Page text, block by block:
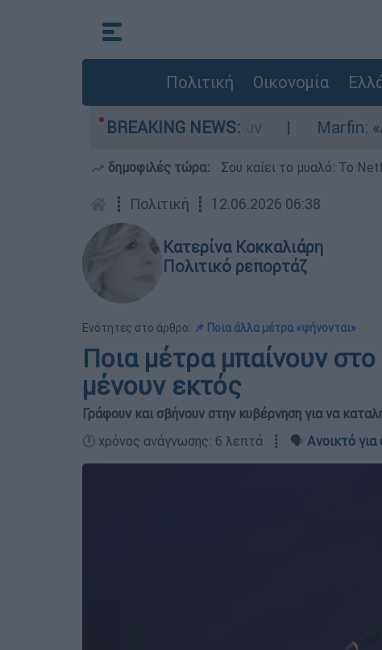
Πολιτική Οικονομία
BREAKING NEWS:
στη ΜΕΘ Νεογνών Marfin: «Δεν έχω
δημοφιλές τώρα: Σου καίει το μυαλό: Το
┋ Πολιτική ┋ 12.06.2026 06:38
Κατερίνα Κοκκαλιάρη
Πολιτικό ρεπορτάζ
Ενότητες στο άρθρο: 📌 Ποια άλλα μέτρα «ψήνονται»
Ποια μέτρα μπαίνουν
μένουν εκτός
Γράφουν και σβήνουν στην κυβέρνηση για να
🕛 χρόνος ανάγνωσης: 6 λεπτά ┋ 🗣️ Ανοικτό για